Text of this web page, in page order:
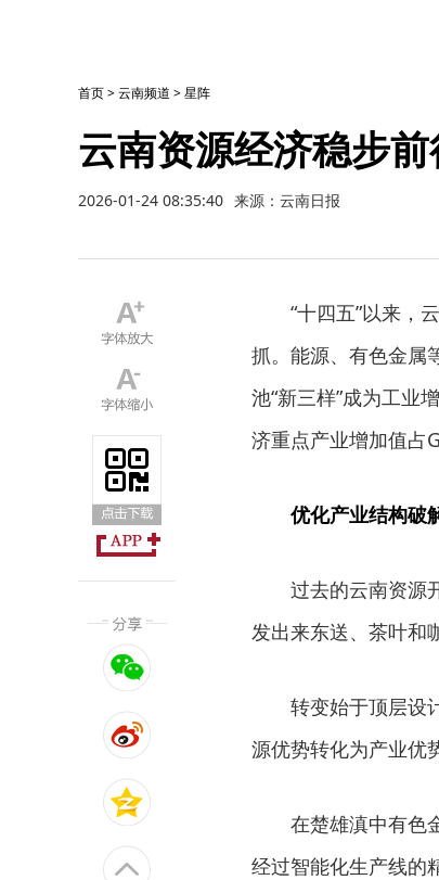
首页>云南频道 >星阵
云南资源经济稳步
2026-01-24 08:35:40 来源：云南日报
“十四五”以来，
抓。能源、有色金属
池“新三样”成为工业
济重点产业增加值占
优化产业结构破
过去的云南资源
发出来东送、茶叶和
转变始于顶层设
源优势转化为产业优
在楚雄滇中有色
经过智能化生产线的